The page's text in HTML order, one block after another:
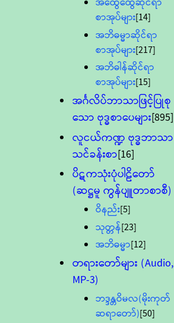
စာအုပ်များ[14]
အဘိဓမ္မာဆိုင်ရာ
စာအုပ်များ[217]
အဘိဓါန်ဆိုင်ရာ
စာအုပ်များ[15]
အင်္ဂလိပ်ဘာသာဖြင့်ပြုစု
သော ဗုဒ္ဓစာပေများ[895]
လူငယ်ကဏ္ဍ ဗုဒ္ဓဘာသာ
သင်ခန်းစာ[16]
ပိဋကသုံးပုံပါဠိတော်
(ဆဋ္ဌမူ ကွန်ပျူတာစာစီ)
ဝိနည်း[5]
သုတ္တန်[23]
အဘိဓမ္မာ[12]
တရားတော်များ (Audio,
MP-3)
ဘဒ္ဒန္တဝိမလ(မိုးကုတ်
ဆရာတော်)[50]